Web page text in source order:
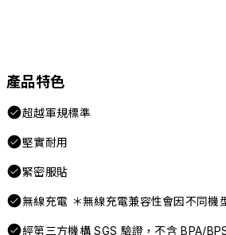
產品特色
超越軍規標準
堅實耐用
緊密服貼
無線充電 ＊無線充電兼容性會因不同機
經第三方機構 SGS 驗證，不含 BPA/